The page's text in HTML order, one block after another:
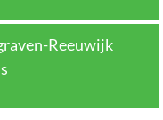
Reeuwijk